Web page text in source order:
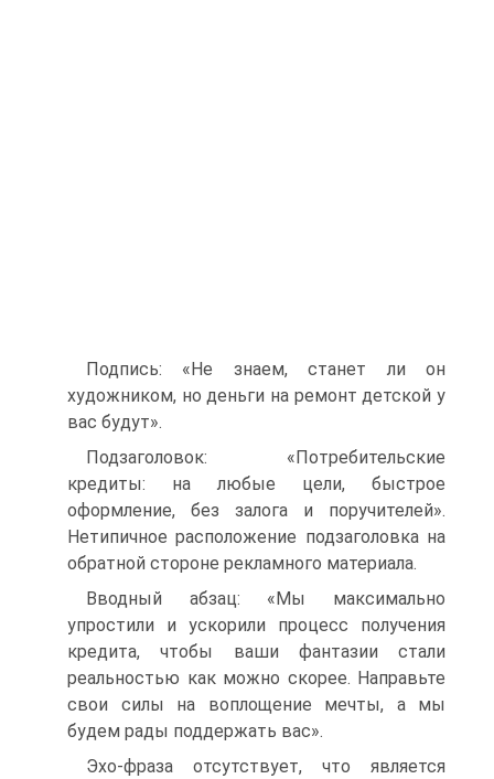
Подпись: «Не знаем, станет ли он
художником, но деньги на ремонт детской у
вас будут».
Подзаголовок: «Потребительские
кредиты: на любые цели, быстрое
оформление, без залога и поручителей».
Нетипичное расположение подзаголовка на
обратной стороне рекламного материала.
Вводный абзац: «Мы максимально
упростили и ускорили процесс получения
кредита, чтобы ваши фантазии стали
реальностью как можно скорее. Направьте
свои силы на воплощение мечты, а мы
будем рады поддержать вас».
Эхо-фраза отсутствует, что является